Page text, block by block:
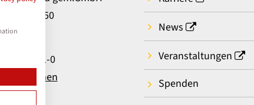
Str. 50
0521 581-0
aufnehmen
News
Veranstaltungen
Spenden